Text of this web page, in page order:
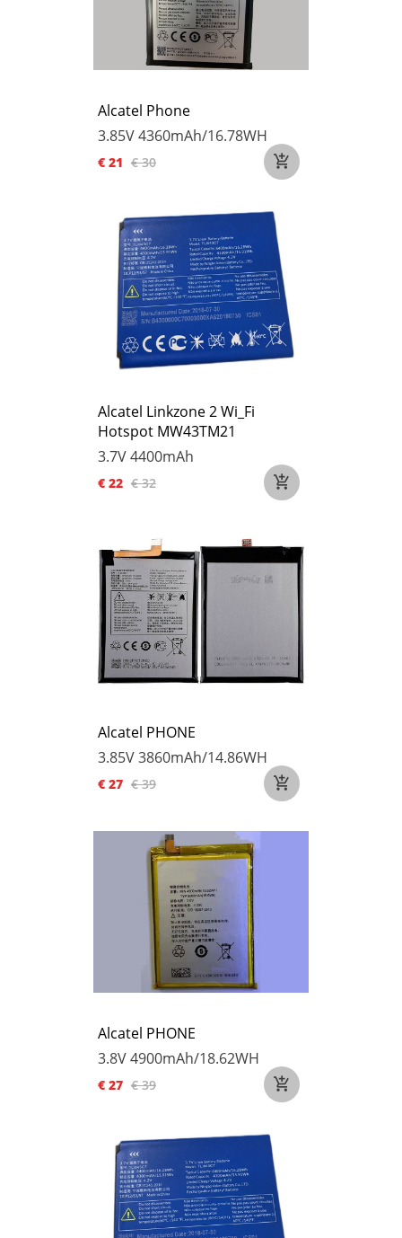
Alcatel Phone
3.85V4360mAh/16.78WH
€ 21 € 30
Alcatel Linkzone 2 Wi_Fi
Hotspot MW43TM21
3.7V4400mAh
€ 22 € 32
Alcatel PHONE
3.85V3860mAh/14.86WH
€ 27 € 39
Alcatel PHONE
3.8V4900mAh/18.62WH
€ 27 € 39